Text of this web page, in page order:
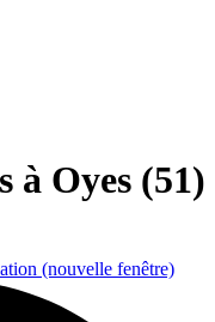
à Oyes (51)
(nouvelle fenêtre)